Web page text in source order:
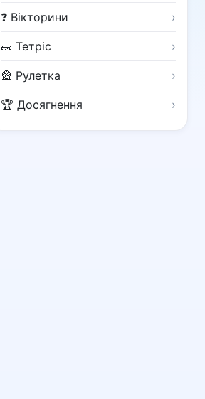
❓ Вікторини ›
🧱 Тетріс ›
🎡 Рулетка ›
🏆 Досягнення ›